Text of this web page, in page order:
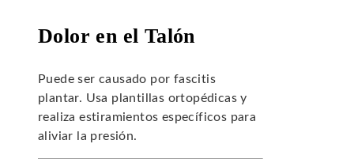
Dolor en el Talón
Puede ser causado por fascitis
plantar. Usa plantillas ortopédicas y
realiza estiramientos específicos para
aliviar la presión.